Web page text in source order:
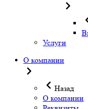
Услуги
О компании
Назад
О компании